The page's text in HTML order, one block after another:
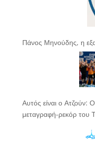
Πάνος Μηνούδης, η
Αυτός είναι ο
μεταγραφή-ρεκόρ του